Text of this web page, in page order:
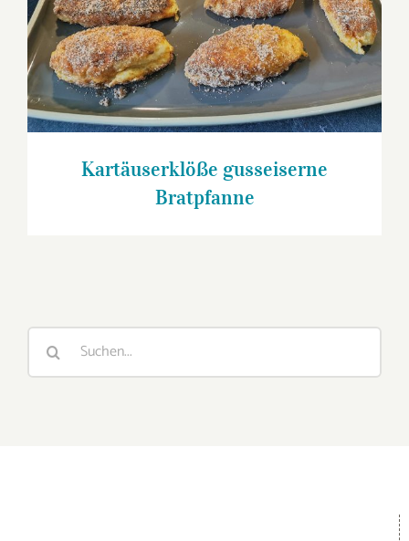
Kartäuserklöße gusseiserne
Bratpfanne
Suche
nach: